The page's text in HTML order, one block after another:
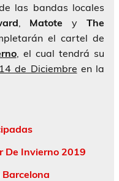
las bandas locales
Matote yThe
el cartel de
, el cual tendrá su
14 de Diciembre en la
De Invierno 2019
Barcelona